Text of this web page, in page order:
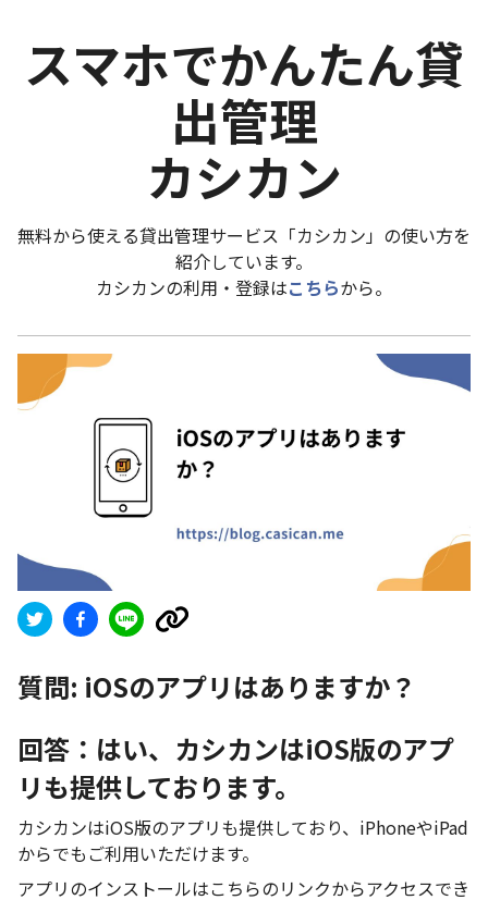
スマホでかんたん貸
出管理
カシカン
無料から使える貸出管理サービス「カシカン」の使い方を
紹介しています。
カシカンの利用・登録はこちらから。
質問: iOSのアプリはありますか？
回答：はい、カシカンはiOS版のアプ
リも提供しております。
カシカンはiOS版のアプリも提供しており、iPhoneやiPad
からでもご利用いただけます。
アプリのインストールはこちらのリンクからアクセスでき